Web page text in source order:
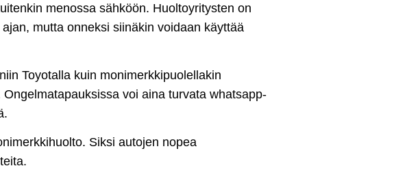
menossa sähköön. Huoltoyritysten on
mutta onneksi siinäkin voidaan käyttää
Toyotalla kuin monimerkkipuolellakin
voi aina turvata whatsapp-
Siksi autojen nopea